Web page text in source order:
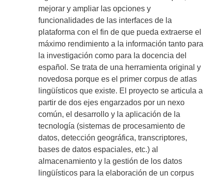
mejorar y ampliar las opciones y
funcionalidades de las interfaces de la
plataforma con el fin de que pueda extraerse el
máximo rendimiento a la información tanto para
la investigación como para la docencia del
español. Se trata de una herramienta original y
novedosa porque es el primer corpus de atlas
lingüísticos que existe. El proyecto se articula a
partir de dos ejes engarzados por un nexo
común, el desarrollo y la aplicación de la
tecnología (sistemas de procesamiento de
datos, detección geográfica, transcriptores,
bases de datos espaciales, etc.) al
almacenamiento y la gestión de los datos
lingüísticos para la elaboración de un corpus